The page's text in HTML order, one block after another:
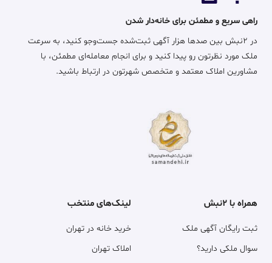
راهی سریع و مطمئن برای خانه‌دار شدن
در ۲نبش بین صدها هزار آگهی ثبت‌شده جست‌وجو کنید، به سرعت
ملک مورد نظرتون رو پیدا کنید و برای انجام معامله‌ای مطمئن، با
مشاورین املاک معتمد و متخصص شهرتون در ارتباط باشید.
همراه با ۲نبش
ثبت رایگان آگهی ملک
سوال ملکی دارید؟
لینک‌های منتخب
خرید خانه در تهران
املاک تهران